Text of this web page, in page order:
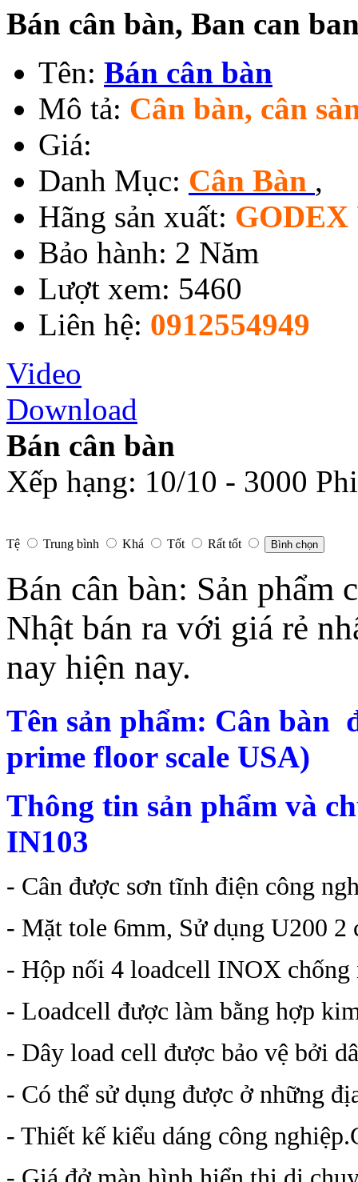
Bán cân bàn, Ban can
Tên: Bán cân bàn
Mô tả: Cân bàn, cân
Giá:
Danh Mục: Cân Bàn ,
Hãng sản xuất: GODEX
Bảo hành: 2 Năm
Lượt xem: 5460
Liên hệ: 0912554949
Video
Download
Bán cân bàn
Xếp hạng: 10/10 - 3000
Tệ Trung bình Khá Tốt Rất tốt Bình chọn
Bán cân bàn: Sản phẩm
Nhật bán ra với giá rẻ
nay hiện nay.
Tên sản phẩm: Cân bàn
prime floor scale USA)
Thông tin sản phẩm và
IN103
- Cân được sơn tĩnh điện công
- Mặt tole 6mm, Sử dụng U200 2
- Hộp nối 4 loadcell INOX chống
- Loadcell được làm bằng hợp
- Dây load cell được bảo vệ bởi
- Có thể sử dụng được ở những
- Thiết kế kiểu dáng công